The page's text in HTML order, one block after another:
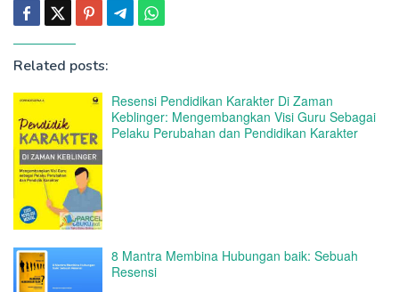
Related posts:
Resensi Pendidikan Karakter Di Zaman
Keblinger: Mengembangkan Visi Guru Sebagai
Pelaku Perubahan dan Pendidikan Karakter
8 Mantra Membina Hubungan baik: Sebuah
Resensi